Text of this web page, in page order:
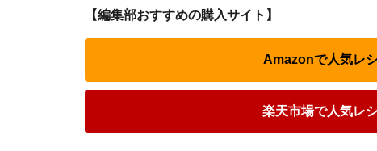
【編集部おすすめの購入サイト】
Amazonで人気レ
楽天市場で人気レ